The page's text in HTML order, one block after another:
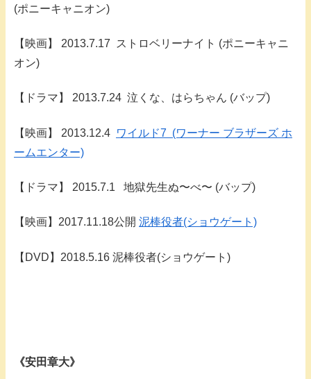
(ポニーキャニオン)
【映画】 2013.7.17 ストロベリーナイト (ポニーキャニ
オン)
【ドラマ】 2013.7.24 泣くな、はらちゃん (バップ)
【映画】 2013.12.4 ワイルド7 (ワーナー ブラザーズ ホ
ームエンター)
【ドラマ】 2015.7.1 地獄先生ぬ〜べ〜 (バップ)
【映画】2017.11.18公開 泥棒役者(ショウゲート)
【DVD】2018.5.16 泥棒役者(ショウゲート)
《安田章大》